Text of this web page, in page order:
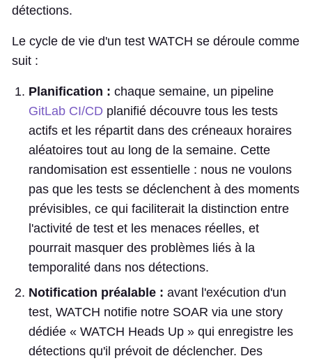
détections.
Le cycle de vie d'un test WATCH se déroule comme
suit :
Planification : chaque semaine, un pipeline
GitLab CI/CD planifié découvre tous les tests
actifs et les répartit dans des créneaux horaires
aléatoires tout au long de la semaine. Cette
randomisation est essentielle : nous ne voulons
pas que les tests se déclenchent à des moments
prévisibles, ce qui faciliterait la distinction entre
l'activité de test et les menaces réelles, et
pourrait masquer des problèmes liés à la
temporalité dans nos détections.
Notification préalable : avant l'exécution d'un
test, WATCH notifie notre SOAR via une story
dédiée « WATCH Heads Up » qui enregistre les
détections qu'il prévoit de déclencher. Des